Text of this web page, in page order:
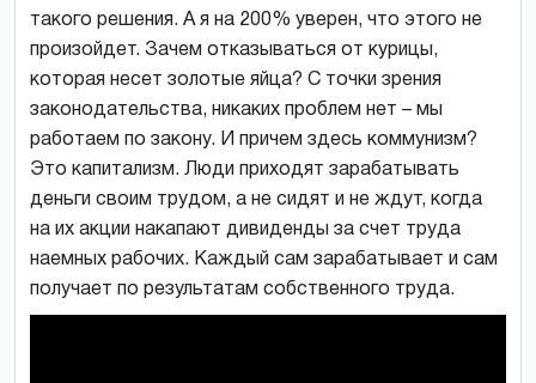
такого решения. А я на 200% уверен, что этого не
произойдет. Зачем отказываться от курицы,
которая несет золотые яйца? С точки зрения
законодательства, никаких проблем нет – мы
работаем по закону. И причем здесь коммунизм?
Это капитализм. Люди приходят зарабатывать
деньги своим трудом, а не сидят и не ждут, когда
на их акции накапают дивиденды за счет труда
наемных рабочих. Каждый сам зарабатывает и сам
получает по результатам собственного труда.